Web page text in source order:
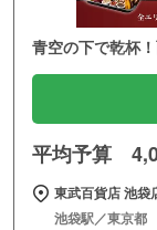
青空の下で乾杯
平均予算
東武百貨店 池
池袋駅／東京都